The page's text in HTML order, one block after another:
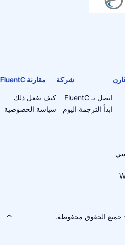
شركة
اتصل بـ FluentC
ابدأ الترجمة اليوم
مقارنة FluentC
كيف تفعل ذلك
سياسة الخصوصية
الحقوق محفوظة.